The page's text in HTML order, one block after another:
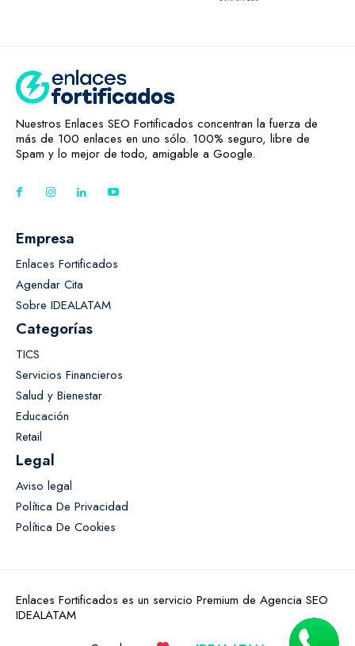
Nuestros Enlaces SEO Fortificados concentran la fuerza de
más de 100 enlaces en uno sólo. 100% seguro, libre de
Spam y lo mejor de todo, amigable a Google.
Empresa
Enlaces Fortificados
Agendar Cita
Sobre IDEALATAM
Categorías
TICS
Servicios Financieros
Salud y Bienestar
Educación
Retail
Legal
Aviso legal
Política De Privacidad
Política De Cookies
Enlaces Fortificados es un servicio Premium de Agencia SEO
IDEALATAM